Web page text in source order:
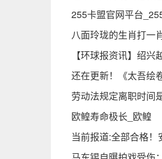
255卡盟官网平台
八面玲珑的生肖打一
【环球报资讯】绍兴
还在更新！《太吾绘
劳动法规定离职时间
欧鳇寿命极长_欧鳇
当前报道:全部合格